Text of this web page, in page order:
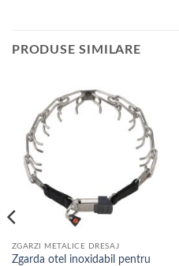
PRODUSE SIMILARE
ZGARZI METALICE DRESAJ
Zgarda otel inoxidabil pentru